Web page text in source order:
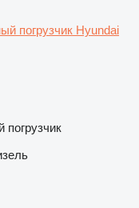
погрузчик Hyundai
погрузчик